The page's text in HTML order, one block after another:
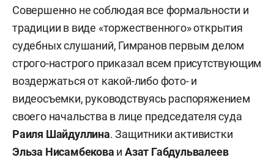
Совершенно не соблюдая все формальности и
традиции в виде «торжественного» открытия
судебных слушаний, Гимранов первым делом
строго-настрого приказал всем присутствующим
воздержаться от какой-либо фото- и
видеосъемки, руководствуясь распоряжением
своего начальства в лице председателя суда
Раиля Шайдуллина. Защитники активистки
Эльза Нисамбекова иАзат Габдульвалеев